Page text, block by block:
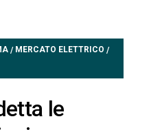
/ MERCATO ELETTRICO /
le